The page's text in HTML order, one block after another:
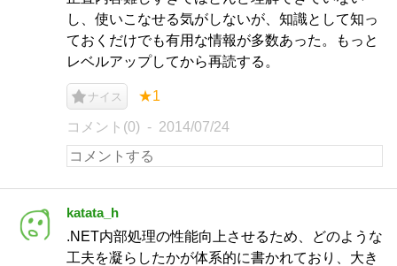
し、使いこなせる気がしないが、知識として知っ
ておくだけでも有用な情報が多数あった。もっと
レベルアップしてから再読する。
ナイス ★1
コメント(0) 2014/07/24
katata_h
.NET内部処理の性能向上させるため、どのような
工夫を凝らしたかが体系的に書かれており、大き